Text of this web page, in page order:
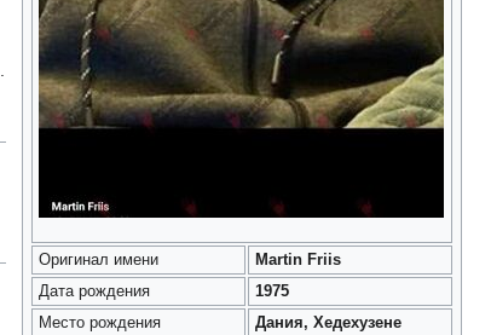
Оригинал имени
Martin Friis
Дата рождения
1975
Место рождения
Дания, Хедехузене